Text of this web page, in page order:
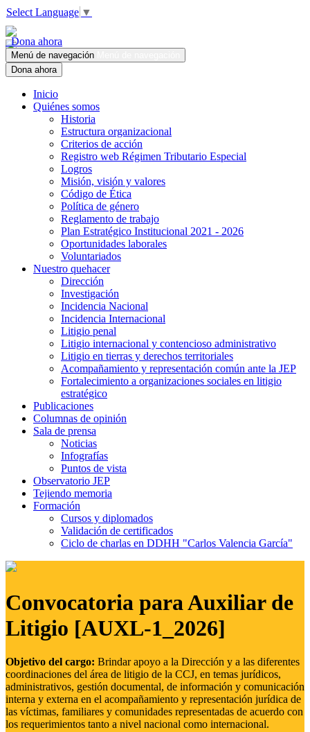
Select Language ▼
Dona ahora
Menú de navegación
Dona ahora
Inicio
Quiénes somos
Historia
Estructura organizacional
Criterios de acción
Registro web Régimen Tributario Especial
Logros
Misión, visión y valores
Código de Ética
Política de género
Reglamento de trabajo
Plan Estratégico Institucional 2021 - 2026
Oportunidades laborales
Voluntariados
Nuestro quehacer
Dirección
Investigación
Incidencia Nacional
Incidencia Internacional
Litigio penal
Litigio internacional y contencioso administrativo
Litigio en tierras y derechos territoriales
Acompañamiento y representación común ante la JEP
Fortalecimiento a organizaciones sociales en litigio
estratégico
Publicaciones
Columnas de opinión
Sala de prensa
Noticias
Infografías
Puntos de vista
Observatorio JEP
Tejiendo memoria
Formación
Cursos y diplomados
Validación de certificados
Ciclo de charlas en DDHH "Carlos Valencia García"
Convocatoria para Auxiliar de
Litigio [AUXL-1_2026]
Objetivo del cargo: Brindar apoyo a la Dirección y a las diferentes
coordinaciones del área de litigio de la CCJ, en temas jurídicos,
administrativos, gestión documental, de información y comunicación
interna y externa en el acompañamiento y representación jurídica de
las víctimas, familiares y comunidades representadas de acuerdo con
los requerimientos tanto a nivel nacional como internacional.